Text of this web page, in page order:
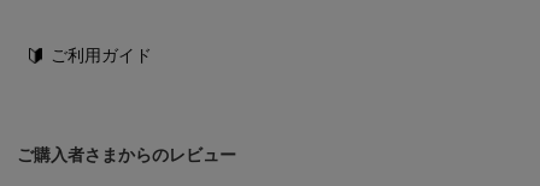
ご利用ガイド
ご購入者さまからのレビュー